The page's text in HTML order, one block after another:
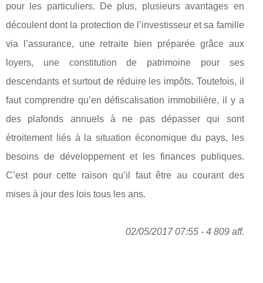
pour les particuliers. De plus, plusieurs avantages en
découlent dont la protection de l’investisseur et sa famille
via l’assurance, une retraite bien préparée grâce aux
loyers, une constitution de patrimoine pour ses
descendants et surtout de réduire les impôts. Toutefois, il
faut comprendre qu’en défiscalisation immobilière, il y a
des plafonds annuels à ne pas dépasser qui sont
étroitement liés à la situation économique du pays, les
besoins de développement et les finances publiques.
C’est pour cette raison qu’il faut être au courant des
mises à jour des lois tous les ans.
02/05/2017 07:55 - 4 809 aff.